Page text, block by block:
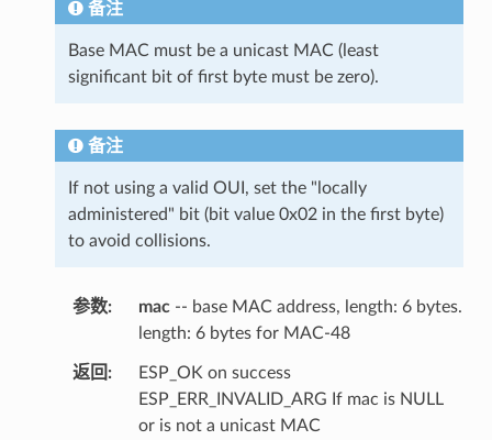
备注
Base MAC must be a unicast MAC (least
significant bit of first byte must be zero).
备注
If not using a valid OUI, set the "locally
administered" bit (bit value 0x02 in the first byte)
to avoid collisions.
参数 mac-- base MAC address, length: 6 bytes.
length: 6 bytes for MAC-48
返回
ESP_OK on success
ESP_ERR_INVALID_ARG If mac is NULL
or is not a unicast MAC